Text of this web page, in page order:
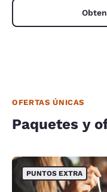
OFERTAS ÚNICAS
Paquetes y
PUNTOS EXTRA